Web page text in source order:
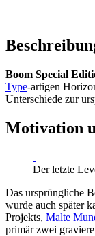
Boom Special
Type-artigen
Unterschiede zur
Motivation
Der letzte
Das ursprüngliche
wurde auch später
Projekts, Malte
primär zwei